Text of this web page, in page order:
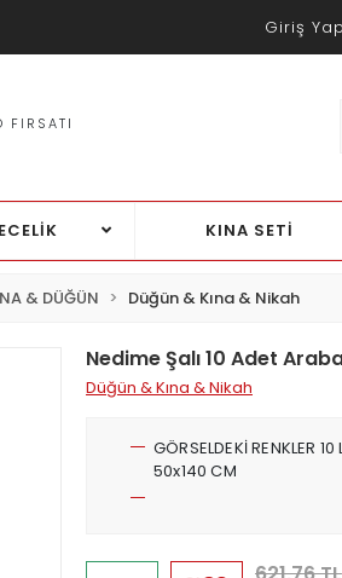
Giriş Yap
KINA SETİ
& DÜĞÜN Düğün & Kına & Nikah
Nedime Şalı 10 Adet
Düğün & Kına & Nikah
GÖRSELDEKİ RENKLER
50x140 CM